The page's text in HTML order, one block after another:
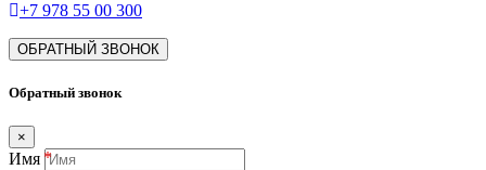
+7 978 55 00 300
ОБРАТНЫЙ ЗВОНОК
Обратный звонок
×
Имя